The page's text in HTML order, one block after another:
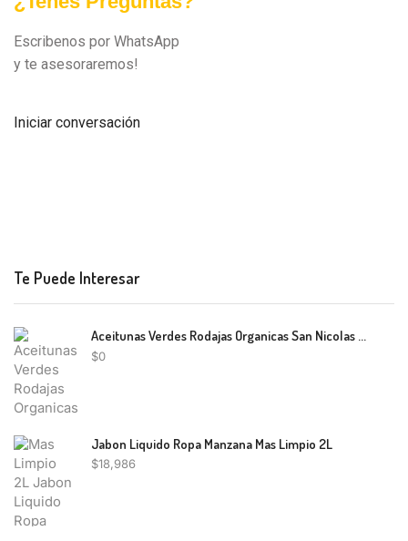
Escribenos por WhatsApp
y te asesoraremos!
Iniciar conversación
Te Puede Interesar
Aceitunas Verdes Rodajas Organicas San Nicolas 250g
$0
Jabon Liquido Ropa Manzana Mas Limpio 2L
$18,986